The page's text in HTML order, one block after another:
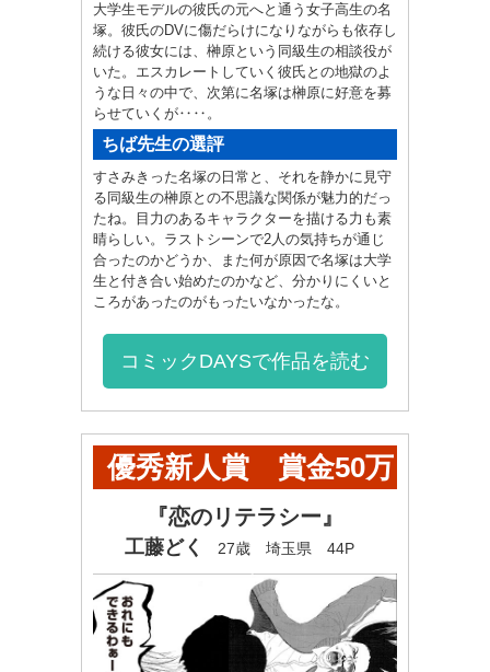
大学生モデルの彼氏の元へと通う女子高生の名
塚。彼氏のDVに傷だらけになりながらも依存し
続ける彼女には、榊原という同級生の相談役が
いた。エスカレートしていく彼氏との地獄のよ
うな日々の中で、次第に名塚は榊原に好意を募
らせていくが‥‥。
ちば先生の選評
すさみきった名塚の日常と、それを静かに見守
る同級生の榊原との不思議な関係が魅力的だっ
たね。目力のあるキャラクターを描ける力も素
晴らしい。ラストシーンで2人の気持ちが通じ
合ったのかどうか、また何が原因で名塚は大学
生と付き合い始めたのかなど、分かりにくいと
ころがあったのがもったいなかったな。
コミックDAYSで作品を読む
優秀新人賞 賞金50万
円+ヤンマガ奨学金60
万円
『恋のリテラシー』
工藤どく 27歳 埼玉県 44P